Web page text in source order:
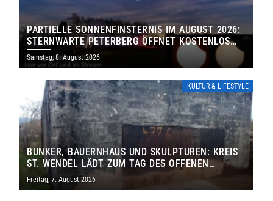
PARTIELLE SONNENFINSTERNIS IM AUGUST 2026:
STERNWARTE PETERBERG ÖFFNET KOSTENLOS
IHRE TORE
Samstag, 8. August 2026
KULTUR & LIFESTYLE
BUNKER, BAUERNHAUS UND SKULPTUREN: KREIS
ST. WENDEL LÄDT ZUM TAG DES OFFENEN
DENKMALS EIN
Freitag, 7. August 2026